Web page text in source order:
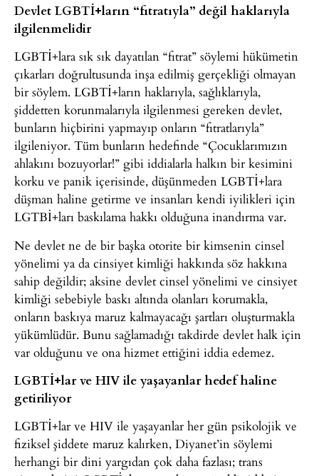
Devlet LGBTİ+ların “fıtratıyla” değil haklarıyla
ilgilenmelidir
LGBTİ+lara sık sık dayatılan “fıtrat” söylemi hükümetin
çıkarları doğrultusunda inşa edilmiş gerçekliği olmayan
bir söylem. LGBTİ+ların haklarıyla, sağlıklarıyla,
şiddetten korunmalarıyla ilgilenmesi gereken devlet,
bunların hiçbirini yapmayıp onların “fıtratlarıyla”
ilgileniyor. Tüm bunların hedefinde “Çocuklarımızın
ahlakını bozuyorlar!” gibi iddialarla halkın bir kesimini
korku ve panik içerisinde, düşünmeden LGBTİ+lara
düşman haline getirme ve insanları kendi iyilikleri için
LGTBİ+ları baskılama hakkı olduğuna inandırma var.
Ne devlet ne de bir başka otorite bir kimsenin cinsel
yönelimi ya da cinsiyet kimliği hakkında söz hakkına
sahip değildir; aksine devlet cinsel yönelimi ve cinsiyet
kimliği sebebiyle baskı altında olanları korumakla,
onların baskıya maruz kalmayacağı şartları oluşturmakla
yükümlüdür. Bunu sağlamadığı takdirde devlet halk için
var olduğunu ve ona hizmet ettiğini iddia edemez.
LGBTİ+lar ve HIV ile yaşayanlar hedef haline
getiriliyor
LGBTİ+lar ve HIV ile yaşayanlar her gün psikolojik ve
fiziksel şiddete maruz kalırken, Diyanet’in söylemi
herhangi bir dini yargıdan çok daha fazlası; trans